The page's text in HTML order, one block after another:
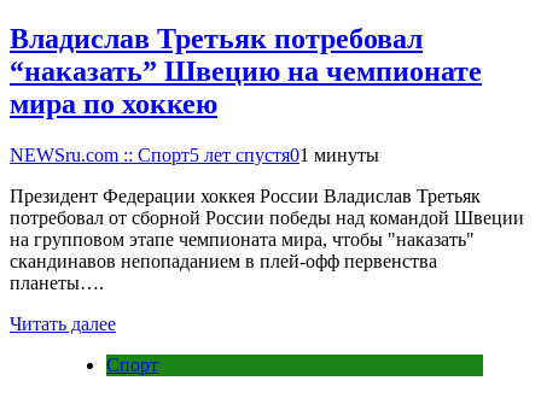
Владислав Третьяк потребовал
“наказать” Швецию на чемпионате
мира по хоккею
NEWSru.com :: Спорт5 лет спустя01 минуты
Президент Федерации хоккея России Владислав Третьяк
потребовал от сборной России победы над командой Швеции
на групповом этапе чемпионата мира, чтобы "наказать"
скандинавов непопаданием в плей-офф первенства
планеты….
Читать далее
Спорт